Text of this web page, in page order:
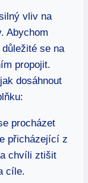
vliv na
Abychom
se na
propojit.
dosáhnout
procházet
přicházející z
chvíli ztišit
cíle.